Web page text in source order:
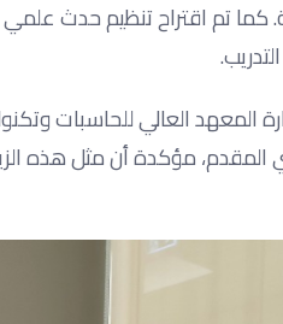
المقدم، مؤكدة أن مثل هذه